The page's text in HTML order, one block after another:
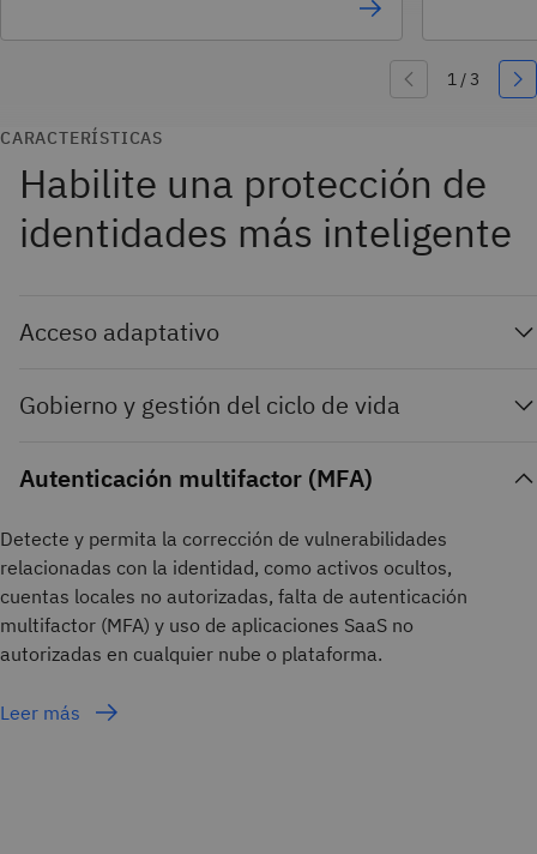
CARACTERÍSTICAS
Habilite una protección de
identidades más inteligente
Acceso adaptativo
Gobierno y gestión del ciclo de vida
Autenticación multifactor (MFA)
Detecte y permita la corrección de vulnerabilidades
relacionadas con la identidad, como activos ocultos,
cuentas locales no autorizadas, falta de autenticación
multifactor (MFA) y uso de aplicaciones SaaS no
autorizadas en cualquier nube o plataforma.
Leer más